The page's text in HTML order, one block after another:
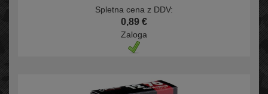
Spletna cena z DDV:
0,89 €
Zaloga